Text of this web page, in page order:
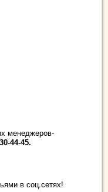
менеджеров-
44-45.
в соц.сетях!